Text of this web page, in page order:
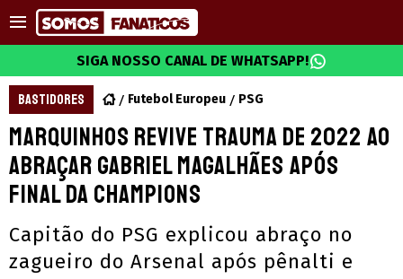
SIGA NOSSO CANAL DE WHATSAPP!
BASTIDORES Futebol Europeu PSG
Marquinhos revive trauma de 2022 ao
abraçar Gabriel Magalhães após
final da Champions
Capitão do PSG explicou abraço no
zagueiro do Arsenal após pênalti e